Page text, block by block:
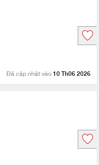
Đã cập nhật vào 10 Th06 2026